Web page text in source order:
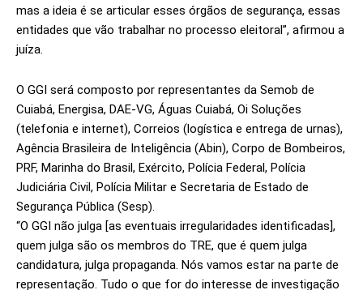
mas a ideia é se articular esses órgãos de segurança, essas
entidades que vão trabalhar no processo eleitoral”, afirmou a
juíza.
O GGI será composto por representantes da Semob de
Cuiabá, Energisa, DAE-VG, Águas Cuiabá, Oi Soluções
(telefonia e internet), Correios (logística e entrega de urnas),
Agência Brasileira de Inteligência (Abin), Corpo de Bombeiros,
PRF, Marinha do Brasil, Exército, Polícia Federal, Polícia
Judiciária Civil, Polícia Militar e Secretaria de Estado de
Segurança Pública (Sesp).
“O GGI não julga [as eventuais irregularidades identificadas],
quem julga são os membros do TRE, que é quem julga
candidatura, julga propaganda. Nós vamos estar na parte de
representação. Tudo o que for do interesse de investigação